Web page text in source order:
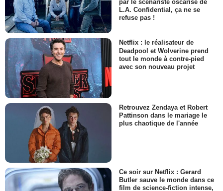
par le scénariste oscarisé de
L.A. Confidential, ça ne se
refuse pas !
Netflix : le réalisateur de
Deadpool et Wolverine prend
tout le monde à contre-pied
avec son nouveau projet
Retrouvez Zendaya et Robert
Pattinson dans le mariage le
plus chaotique de l'année
Ce soir sur Netflix : Gerard
Butler sauve le monde dans ce
film de science-fiction intense,